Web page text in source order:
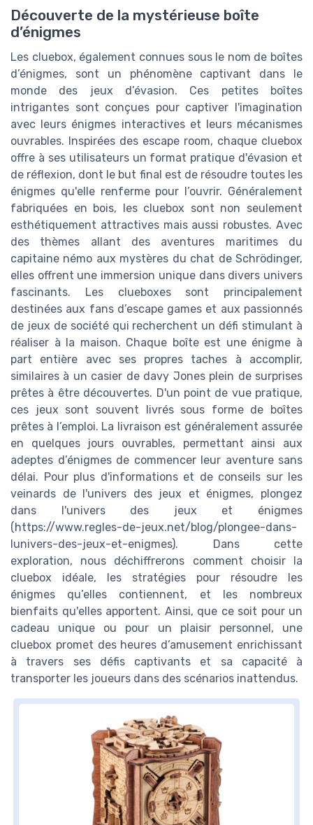
Découverte de la mystérieuse boîte
d’énigmes
Les cluebox, également connues sous le nom de boîtes
d’énigmes, sont un phénomène captivant dans le
monde des jeux d’évasion. Ces petites boîtes
intrigantes sont conçues pour captiver l'imagination
avec leurs énigmes interactives et leurs mécanismes
ouvrables. Inspirées des escape room, chaque cluebox
offre à ses utilisateurs un format pratique d'évasion et
de réflexion, dont le but final est de résoudre toutes les
énigmes qu'elle renferme pour l’ouvrir. Généralement
fabriquées en bois, les cluebox sont non seulement
esthétiquement attractives mais aussi robustes. Avec
des thèmes allant des aventures maritimes du
capitaine némo aux mystères du chat de Schrödinger,
elles offrent une immersion unique dans divers univers
fascinants. Les clueboxes sont principalement
destinées aux fans d’escape games et aux passionnés
de jeux de société qui recherchent un défi stimulant à
réaliser à la maison. Chaque boîte est une énigme à
part entière avec ses propres taches à accomplir,
similaires à un casier de davy Jones plein de surprises
prêtes à être découvertes. D'un point de vue pratique,
ces jeux sont souvent livrés sous forme de boîtes
prêtes à l’emploi. La livraison est généralement assurée
en quelques jours ouvrables, permettant ainsi aux
adeptes d’énigmes de commencer leur aventure sans
délai. Pour plus d'informations et de conseils sur les
veinards de l'univers des jeux et énigmes, plongez
dans l'univers des jeux et énigmes
(https://www.regles-de-jeux.net/blog/plongee-dans-
lunivers-des-jeux-et-enigmes). Dans cette
exploration, nous déchiffrerons comment choisir la
cluebox idéale, les stratégies pour résoudre les
énigmes qu’elles contiennent, et les nombreux
bienfaits qu'elles apportent. Ainsi, que ce soit pour un
cadeau unique ou pour un plaisir personnel, une
cluebox promet des heures d’amusement enrichissant
à travers ses défis captivants et sa capacité à
transporter les joueurs dans des scénarios inattendus.